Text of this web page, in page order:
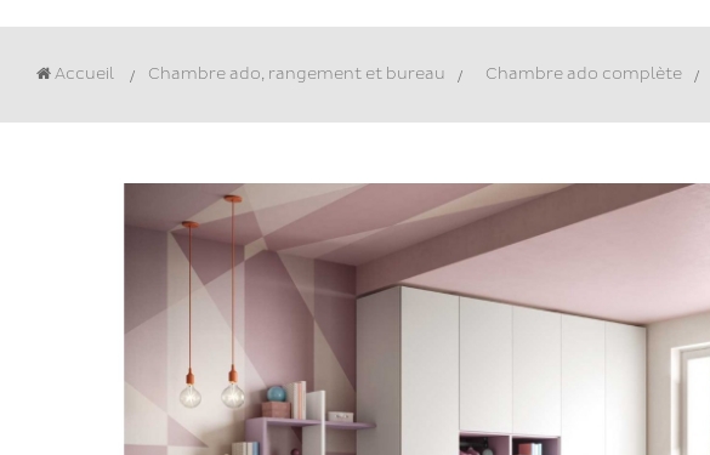
Accueil Chambre ado, rangement et bureau > Chambre ado complète >